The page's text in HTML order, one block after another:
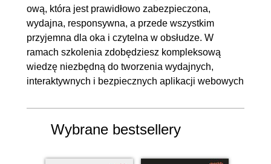
ową, która jest prawidłowo zabezpieczona,
wydajna, responsywna, a przede wszystkim
przyjemna dla oka i czytelna w obsłudze. W
ramach szkolenia zdobędziesz kompleksową
wiedzę niezbędną do tworzenia wydajnych,
interaktywnych i bezpiecznych aplikacji webowych
Wybrane bestsellery